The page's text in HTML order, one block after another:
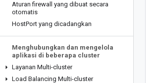
Aturan firewall yang dibuat secara
otomatis
HostPort yang dicadangkan
Menghubungkan dan mengelola
aplikasi di beberapa cluster
Layanan Multi-cluster
Load Balancing Multi-cluster